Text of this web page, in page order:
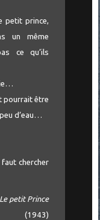
petit prince,
un même
ce qu’ils
je…
pourrait être
d’eau…
chercher
Le petit Prince
(1943)